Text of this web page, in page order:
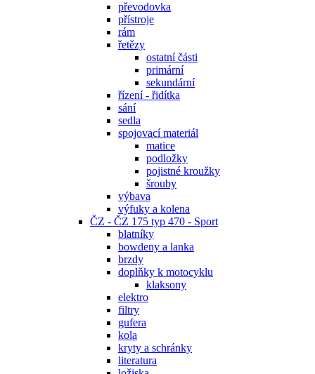
převodovka
přístroje
rám
řetězy
ostatní části
primární
sekundární
řízení - řidítka
sání
sedla
spojovací materiál
matice
podložky
pojistné kroužky
šrouby
výbava
výfuky a kolena
ČZ - ČZ 175 typ 470 - Sport
blatníky
bowdeny a lanka
brzdy
doplňky k motocyklu
klaksony
elektro
filtry
gufera
kola
kryty a schránky
literatura